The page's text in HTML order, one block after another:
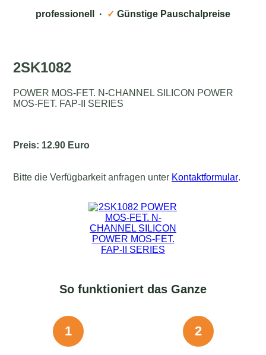
professionell ·
✓ Günstige Pauschalpreise
2SK1082
POWER MOS-FET. N-CHANNEL SILICON POWER
MOS-FET. FAP-II SERIES
Preis: 12.90 Euro
Bitte die Verfügbarkeit anfragen unter Kontaktformular.
So funktioniert das Ganze
1 2